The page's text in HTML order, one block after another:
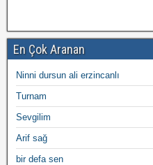
En Çok Aranan
Ninni dursun ali erzincanlı
Turnam
Sevgilim
Arif sağ
bir defa sen